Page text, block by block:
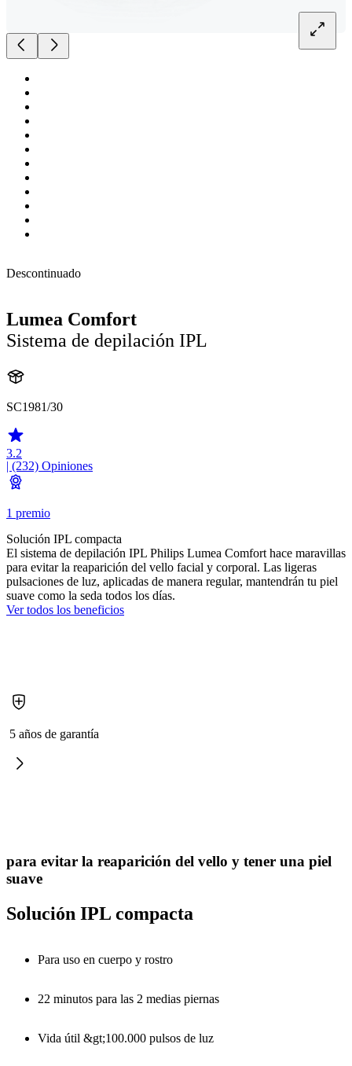
Descontinuado
Lumea Comfort
Sistema de depilación IPL
SC1981/30
3.2
| (232) Opiniones
1 premio
Solución IPL compacta
El sistema de depilación IPL Philips Lumea Comfort hace maravillas
para evitar la reaparición del vello facial y corporal. Las ligeras
pulsaciones de luz, aplicadas de manera regular, mantendrán tu piel
suave como la seda todos los días.
Ver todos los beneficios
5 años de garantía
para evitar la reaparición del vello y tener una piel
suave
Solución IPL compacta
Para uso en cuerpo y rostro
22 minutos para las 2 medias piernas
Vida útil &gt;100.000 pulsos de luz